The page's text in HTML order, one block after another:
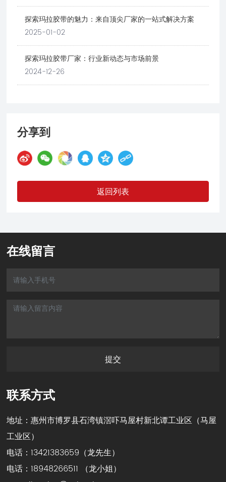
探索玛拉胶带的魅力：来自顶尖厂家的一站式解决方案
2025-01-02
探索玛拉胶带厂家：行业新动态与市场前景
2024-12-26
分享到
返回列表
在线留言
提交
联系方式
地址：惠州市博罗县石湾镇滘吓马屋村新北谭工业区（马屋
工业区）
电话： 13421383659 （龙先生）
电话： 18948266511 （龙小姐）